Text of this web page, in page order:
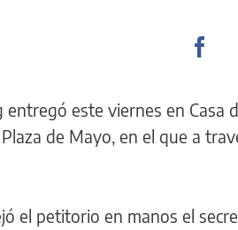
entregó este viernes en Casa
de Mayo, en el que a
el petitorio en manos el